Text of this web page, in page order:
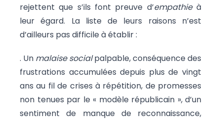
rejettent que s’ils font preuve d’empathieà
leur égard. La liste de leurs raisons n’est
d’ailleurs pas difficile à établir :
. Un malaise socialpalpable, conséquence des
frustrations accumulées depuis plus de vingt
ans au fil de crises à répétition, de promesses
non tenues par le « modèle républicain », d’un
sentiment de manque de reconnaissance,